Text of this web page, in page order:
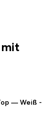
— Weiß -